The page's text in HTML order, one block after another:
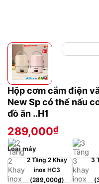
Hộp cơm cắm điện
New Sp có thể nấu
đồ ăn ..H1
289,000₫
Loại máy
2 Tầng 2 Khay
inox HC3
(289,000₫)
3